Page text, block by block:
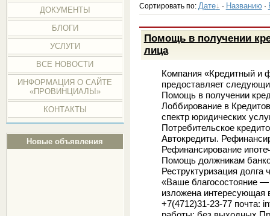
ДОКУМЕНТЫ
БЛОГИ
УСЛУГИ
ВСЕ НОВОСТИ
ИНФОРМАЦИЯ О САЙТЕ
«ПРОВИНЦИАЛЫ»
КОНТАКТЫ
Новые объявления
Сортировать по: Дате · Названию·
Помощь в получении
лица
Компания «Кредитный и
предоставляет
Помощь в получении
Лоббирование в
спектр юридических
Потребительское
Автокредиты.
Рефинансирование
Помощь должникам
Реструктуризация долга
«Ваше благосостояние
изложена интересующая
+7(4712)31-23-77 почта: